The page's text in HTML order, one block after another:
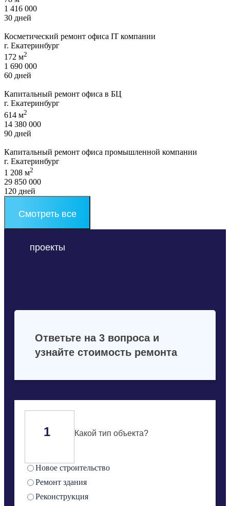
1 416 000
30 дней
Косметический ремонт офиса IT компании
г. Екатеринбург
172 м2
1 690 000
60 дней
Капитальный ремонт офиса в БЦ
г. Екатеринбург
614 м2
14 380 000
90 дней
Капитальный ремонт офиса промышленной компании
г. Екатеринбург
1 208 м2
29 850 000
120 дней
Смотреть все
проекты
Ответьте на 3 вопроса и
узнайте стоимость ремонта
1 Какой тип объекта?
Новое строительство
Ремонт здания
Реконструкция